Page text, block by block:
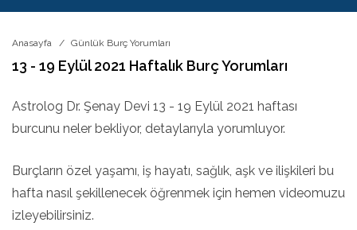
Anasayfa Günlük Burç Yorumları
13 - 19 Eylül 2021 Haftalık Burç Yorumları
Astrolog Dr. Şenay Devi 13 - 19 Eylül 2021 haftası
burcunu neler bekliyor, detaylarıyla yorumluyor.
Burçların özel yaşamı, iş hayatı, sağlık, aşk ve ilişkileri bu
hafta nasıl şekillenecek öğrenmek için hemen videomuzu
izleyebilirsiniz.